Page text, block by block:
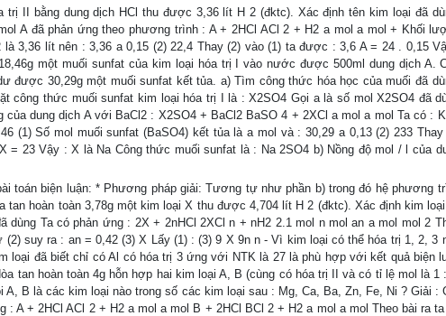
II bằng dung dịch HCl thu được 3,36 lít H 2 (đktc). Xác định tên kim loại đã
A đã phản ứng theo phương trình : A + 2HCl ACl 2 + H2 a mol a mol + Khối
3,36 lít nên : 3,36 a 0,15 (2) 22,4 Thay (2) vào (1) ta được : 3,6 A = 24 . 0,15
một muối sunfat của kim loại hóa trị I vào nước được 500ml dung dịch A.
được 30,29g một muối sunfat kết tủa. a) Tìm công thức hóa học của muối đã
công thức muối sunfat kim loại hóa trị I là : X2SO4 Gọi a là số mol X2SO4 đã
dung dịch A với BaCl2 : X2SO4 + BaCl2 BaSO 4 + 2XCl a mol a mol Ta có :
(1) Số mol muối sunfat (BaSO4) kết tủa là a mol và : 30,29 a 0,13 (2) 233 Thay
= 23 Vậy : X là Na Công thức muối sunfat là : Na 2SO4 b) Nồng độ mol / l của
toán biện luận: * Phương pháp giải: Tương tự như phần b) trong đó hệ phương
tan hoàn toàn 3,78g một kim loại X thu được 4,704 lít H 2 (đktc). Xác định kim
Ta có phản ứng : 2X + 2nHCl 2XCl n + nH2 2.1 mol n mol an a mol mol 2
(2) suy ra : an = 0,42 (3) X Lấy (1) : (3) 9 X 9n n - Vì kim loại có thể hóa trị 1, 2, 3
loại đã biết chỉ có Al có hóa trị 3 ứng với NTK là 27 là phù hợp với kết quả biện
tan hoàn toàn 4g hỗn hợp hai kim loại A, B (cùng có hóa trị II và có tỉ lệ mol là 1
B là các kim loại nào trong số các kim loại sau : Mg, Ca, Ba, Zn, Fe, Ni ? Giải :
A + 2HCl ACl 2 + H2 a mol a mol B + 2HCl BCl 2 + H2 a mol a mol Theo bài ra